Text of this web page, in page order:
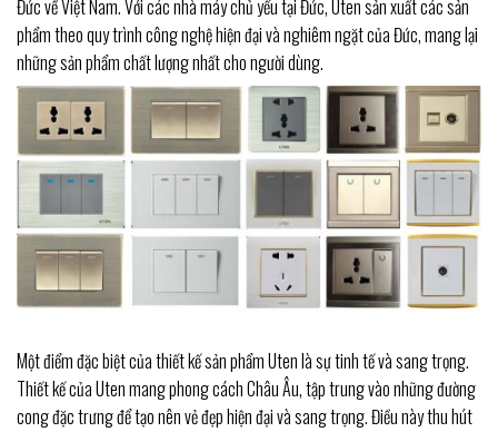
Đức về Việt Nam. Với các nhà máy chủ yếu tại Đức, Uten sản xuất các sản
phẩm theo quy trình công nghệ hiện đại và nghiêm ngặt của Đức, mang lại
những sản phẩm chất lượng nhất cho người dùng.
Một điểm đặc biệt của thiết kế sản phẩm Uten là sự tinh tế và sang trọng.
Thiết kế của Uten mang phong cách Châu Âu, tập trung vào những đường
cong đặc trưng để tạo nên vẻ đẹp hiện đại và sang trọng. Điều này thu hút